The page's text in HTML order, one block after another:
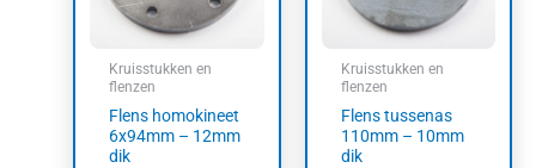
Kruisstukken en
flenzen
Flens homokineet
6x94mm – 12mm
dik
Kruisstukken en
flenzen
Flens tussenas
110mm – 10mm
dik